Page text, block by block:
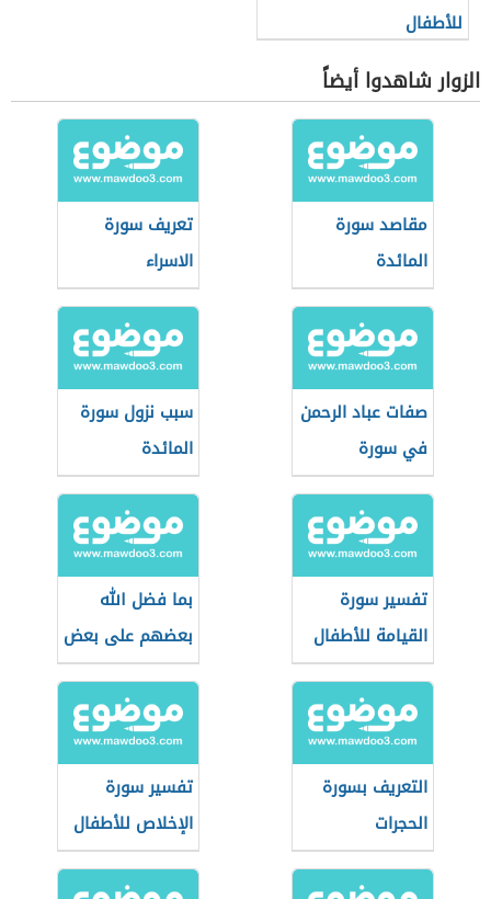
للأطفال
الزوار شاهدوا أيضاً
مقاصد سورة
المائدة
تعريف سورة
الاسراء
صفات عباد الرحمن
في سورة
المؤمنون
سبب نزول سورة
المائدة
تفسير سورة
القيامة للأطفال
بما فضل الله
بعضهم على بعض
التعريف بسورة
الحجرات
تفسير سورة
الإخلاص للأطفال